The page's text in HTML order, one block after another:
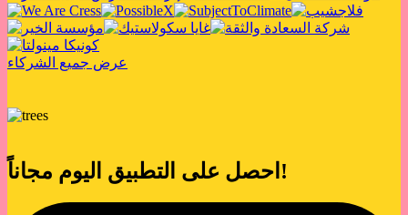
عرض جميع الشركاء
احصل على التطبيق اليوم مجاناً!